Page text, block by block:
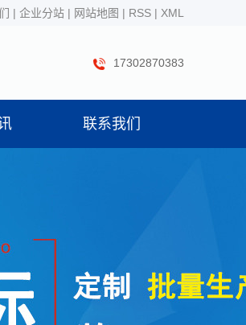
| 企业分站 | 网站地图 | RSS | XML
17302870383
联系我们